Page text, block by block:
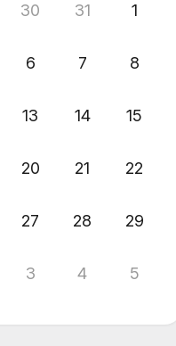
30 31 1
6 7 8
13 14 15
20 21 22
27 28 29
3 4 5